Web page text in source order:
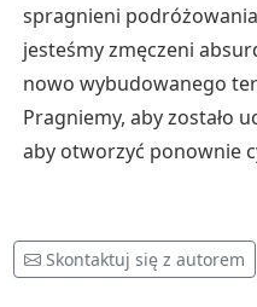
spragnieni
jesteśmy zmęczeni
nowo wybudowanego
Pragniemy, aby zostało
aby otworzyć ponownie
Skontaktuj się z autorem